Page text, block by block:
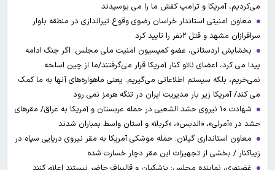
می‌کردیم، آمریکا و ترامپ کفش ما را می بوسیدند
معاون امنیتی استاندار خراسان رضوی وقوع تیراندازی در منطقه بلوار
سرافرازان مشهد و قتل ۲نفر را تایید کرد
بخشایش اردستانی، عضو کمیسیون امنیت ملی مجلس: اگر جنگ ادامه
پیدا می کرد، اعضای ناتو کنار آمریکا قرار می‌گرفتند/ما از چین اسلحه
نمی‌خریم، بلکه سیستم اطلاعاتی می‌گیریم. یعنی ماهواره‌های آنها به ما کمک
می کند/ آمریکا زیر بار مدیریت ایران در تنگه هرمز نمی رود
شهادت ۱۰ نیروی حشد الشعبی در حمله عربستان و آمریکا به عراق/ مقرهای
حشد در »آمرلی»، «الدبس»، «کربلا« و استان واسط بمباران شدند
معاون استانداری گیلان: حمله موشکی آمریکا به مقر نیروی دریایی سپاه در
زیباکنار / بخشی از تجهیزات این مقر دچار خسارت شده